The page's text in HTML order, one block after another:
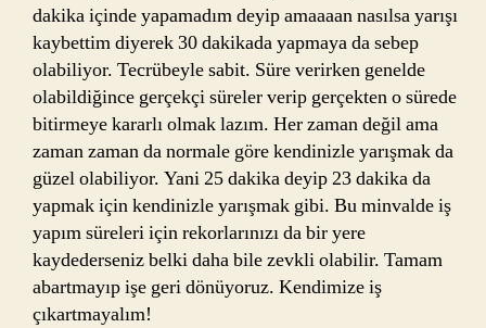
dakika içinde yapamadım deyip amaaaan nasılsa yarışı
kaybettim diyerek 30 dakikada yapmaya da sebep
olabiliyor. Tecrübeyle sabit. Süre verirken genelde
olabildiğince gerçekçi süreler verip gerçekten o sürede
bitirmeye kararlı olmak lazım. Her zaman değil ama
zaman zaman da normale göre kendinizle yarışmak da
güzel olabiliyor. Yani 25 dakika deyip 23 dakika da
yapmak için kendinizle yarışmak gibi. Bu minvalde iş
yapım süreleri için rekorlarınızı da bir yere
kaydederseniz belki daha bile zevkli olabilir. Tamam
abartmayıp işe geri dönüyoruz. Kendimize iş
çıkartmayalım!